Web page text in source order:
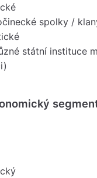
spolky /
státní instituce